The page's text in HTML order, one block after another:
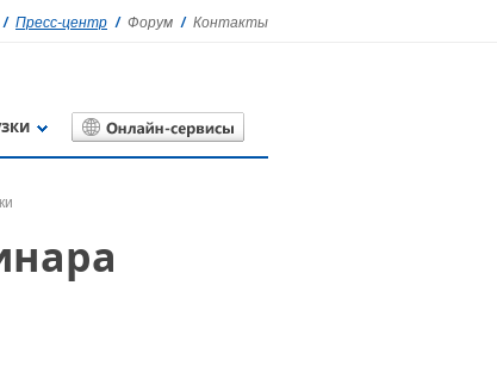
Пресс-центр Форум Контакты